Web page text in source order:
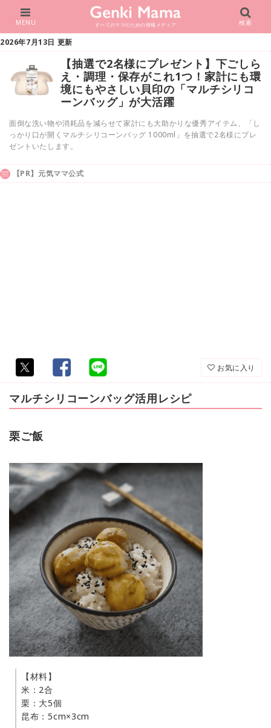
すべてのママのための情報メディア
MENU 検索
2026年7月13日 更新
【抽選で2名様にプレゼント】下ごしら
え・調理・保存がこれ1つ！家計にも環
境にもやさしい貝印の「マルチシリコ
ーンバッグ」が大活躍
面倒な洗い物や消耗品を減らせて家計にも大助かりな優秀アイテム、「し
っかり口が開くマルチシリコーンバッグ 1000ml」を抽選で2名様にプレ
ゼントいたします。
【PR】元気ママ公式
お気に入り
マルチシリコーンバッグ活用レシピ
栗ご飯
【材料】
米：2合
栗：大5個
昆布：5cm×3cm